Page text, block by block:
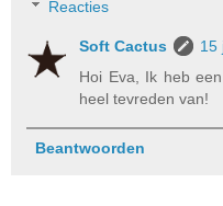
Reacties
Soft Cactus
15
Hoi Eva, Ik heb
heel tevreden van!
Beantwoorden